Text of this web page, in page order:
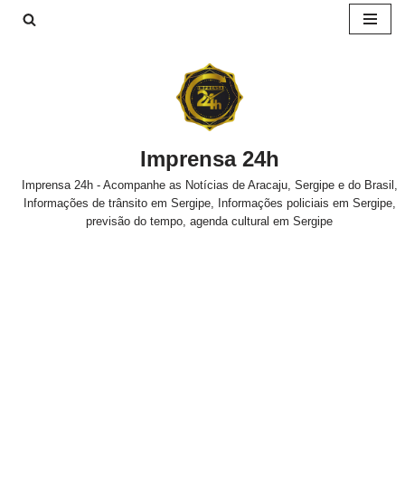
Imprensa 24h
Imprensa 24h - Acompanhe as Notícias de Aracaju, Sergipe e do Brasil,
Informações de trânsito em Sergipe, Informações policiais em Sergipe,
previsão do tempo, agenda cultural em Sergipe